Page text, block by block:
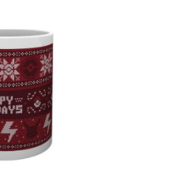
Kontakt